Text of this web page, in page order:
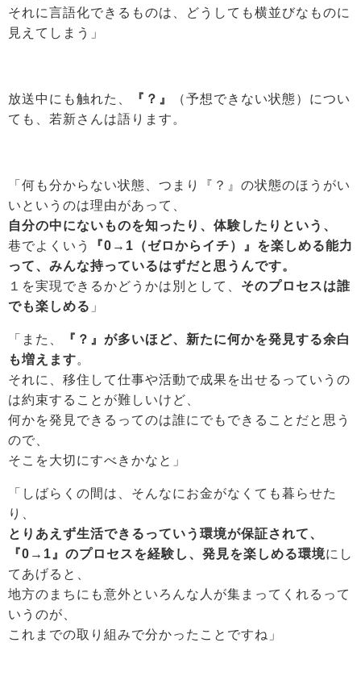
それに言語化できるものは、どうしても横並びなものに
見えてしまう」
放送中にも触れた、 『？』
（予想できない状態）につい
ても、若新さんは語ります。
「何も分からない状態、つまり『？』の状態のほうがい
いというのは理由があって、
自分の中にないものを知ったり、体験したりという、
巷でよくいう
『0→1（ゼロからイチ）』を楽しめる能力
って、みんな持っているはずだと思うんです。
１を実現できるかどうかは別として、 そのプロセスは誰
でも楽しめる 」
「また、
『？』が多いほど、新たに何かを発見する余白
も増えます。
それに、移住して仕事や活動で成果を出せるっていうの
は約束することが難しいけど、
何かを発見できるってのは誰にでもできることだと思う
ので、
そこを大切にすべきかなと」
「しばらくの間は、そんなにお金がなくても暮らせた
り、
とりあえず生活できるっていう環境が保証されて、
『0→1』のプロセスを経験し、発見を楽しめる環境にし
てあげると、
地方のまちにも意外といろんな人が集まってくれるって
いうのが、
これまでの取り組みで分かったことですね」